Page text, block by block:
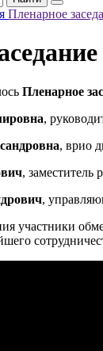
Пленарное
Пленарное
,
, врио
, заместитель
,
участники